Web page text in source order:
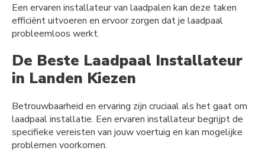
Een ervaren installateur van laadpalen kan deze taken
efficiënt uitvoeren en ervoor zorgen dat je laadpaal
probleemloos werkt.
De Beste Laadpaal Installateur
in Landen Kiezen
Betrouwbaarheid en ervaring zijn cruciaal als het gaat om
laadpaal installatie. Een ervaren installateur begrijpt de
specifieke vereisten van jouw voertuig en kan mogelijke
problemen voorkomen.